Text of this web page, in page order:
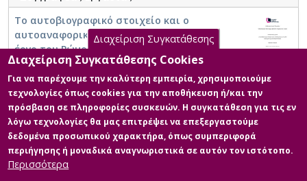
Το αυτοβιογραφικό στοιχείο και ο
αυτοαναφορικός λόγος στο λογοτεχνικό
έργο του Ρώμου Φιλύρα
Διαχείριση Συγκατάθεσης
Διαχείριση Συγκατάθεσης Cookies
Για να παρέχουμε την καλύτερη εμπειρία, χρησιμοποιούμε
τεχνολογίες όπως cookies για την αποθήκευση ή/και την
πρόσβαση σε πληροφορίες συσκευών. Η συγκατάθεση για τις εν
λόγω τεχνολογίες θα μας επιτρέψει να επεξεργαστούμε
δεδομένα προσωπικού χαρακτήρα, όπως συμπεριφορά
περιήγησης ή μοναδικά αναγνωριστικά σε αυτόν τον ιστότοπο.
Περισσότερα